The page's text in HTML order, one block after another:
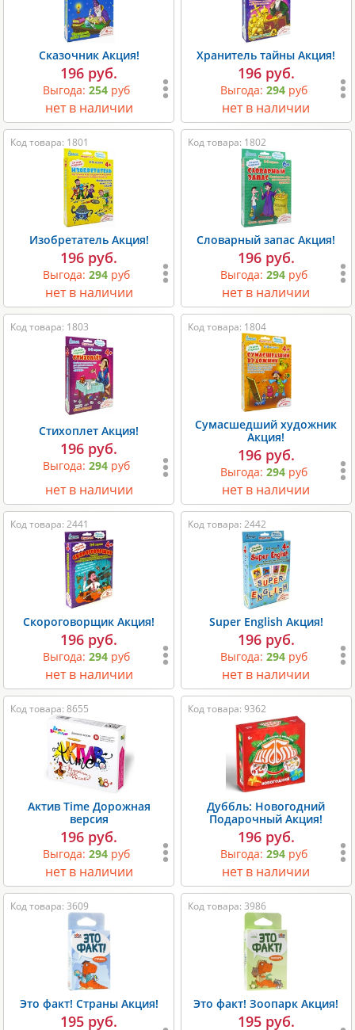
Сказочник Акция!
196 руб.
Выгода:254 руб
нет в наличии
Хранитель тайны Акция!
196 руб.
Выгода: 294руб
нет в наличии
Код товара: 1801
Изобретатель Акция!
196 руб.
Выгода:294 руб
нет в наличии
Код товара: 1802
Словарный запас Акция!
196 руб.
Выгода: 294руб
нет в наличии
Код товара: 1803
Стихоплет Акция!
196 руб.
Выгода:294 руб
нет в наличии
Код товара: 1804
Сумасшедший художник
Акция!
196 руб.
Выгода: 294руб
нет в наличии
Код товара: 2441
Скороговорщик Акция!
196 руб.
Выгода:294 руб
нет в наличии
Код товара: 2442
Super English Акция!
196 руб.
Выгода: 294руб
нет в наличии
Код товара: 8655
Актив Time Дорожная
версия
196 руб.
Выгода:294 руб
нет в наличии
Код товара: 9362
Дуббль: Новогодний
Подарочный Акция!
196 руб.
Выгода: 294руб
нет в наличии
Код товара: 3609
Это факт! Страны Акция!
195 руб.
Код товара: 3986
Это факт! Зоопарк Акция!
195 руб.